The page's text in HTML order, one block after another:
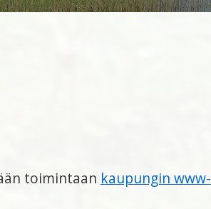
toimintaan kaupungin www-